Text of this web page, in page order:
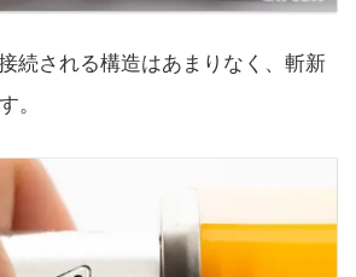
続される構造はあまりなく、斬新
。